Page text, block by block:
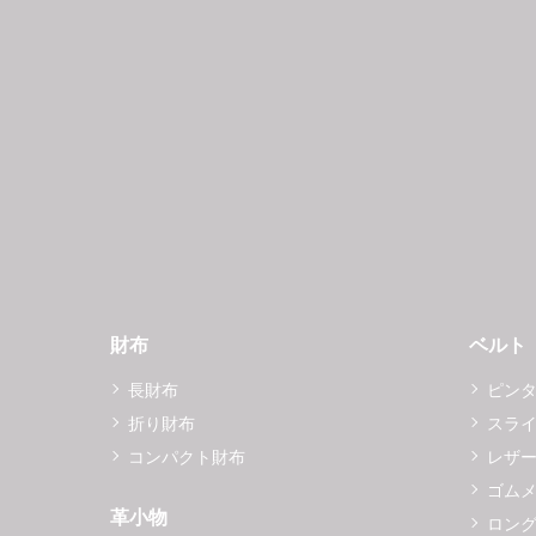
財布
長財布
折り財布
コンパクト財布
革小物
ベルト
ピン
スラ
レザ
ゴム
ロン